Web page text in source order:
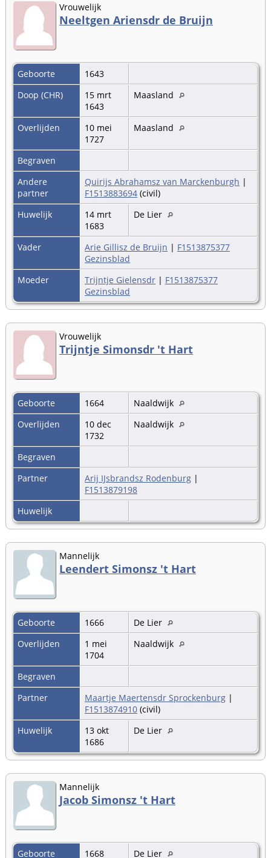
Vrouwelijk
Neeltgen Ariensdr de Bruijn
Geboorte
1643
Doop (CHR)
15 mrt
1643
Maasland
Overlijden
10 mei
1727
Maasland
Begraven
Andere
partner
Quirijs Abrahamsz van Marckenburgh |
F1513883694 (civil)
Huwelijk
14 mrt
1683
De Lier
Vader Arie Gillisz de Bruijn | F1513875377
Gezinsblad
Moeder
Trijntje Gielensdr | F1513875377
Gezinsblad
Vrouwelijk
Trijntje Simonsdr 't Hart
Geboorte 1664
Naaldwijk
Overlijden
10 dec
1732
Naaldwijk
Begraven
Partner
Arij IJsbrandsz Rodenburg |
F1513879198
Huwelijk
Mannelijk
Leendert Simonsz 't Hart
Geboorte 1666
De Lier
Overlijden
1 mei
1704
Naaldwijk
Begraven
Partner
Maartje Maertensdr Sprockenburg |
F1513874910 (civil)
Huwelijk
13 okt
1686
De Lier
Mannelijk
Jacob Simonsz 't Hart
Geboorte 1668 De Lier